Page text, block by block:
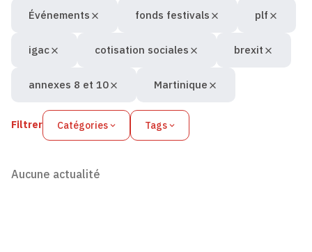
Filtrer Catégories Tags
Événements fonds festivals plf
igac cotisation sociales brexit
annexes 8 et 10 Martinique
Aucune actualité